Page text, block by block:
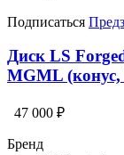
Подписаться
Диск LS
MGML (конус,
47 000 ₽
Бренд